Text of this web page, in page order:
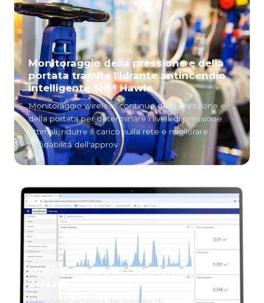
Monitoraggio della pressione e della
portata tramite l'idrante antincendio
intelligente SHM Hawle
Monitoraggio wireless continuo della pressione e
della portata per determinare i livelli di pressione
ottimali, ridurre il carico sulla rete e migliorare
l'affidabilità dell'approv
Monitoraggio della rete idrica –
Zalavíz